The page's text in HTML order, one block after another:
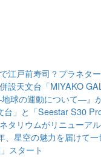
江戸前寿司？プラネタ
設天文台「MIYAKO
球の運動について―』
」と「Seestar S30 Pro
タリウムがリニューアル
、星空の魅力を届けて一
スタート